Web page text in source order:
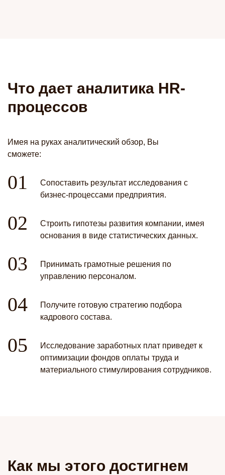
Что дает аналитика HR-
процессов
Имея на руках аналитический обзор, Вы
сможете:
Сопоставить результат исследования с
бизнес-процессами предприятия.
Строить гипотезы развития компании, имея
основания в виде статистических данных.
Принимать грамотные решения по
управлению персоналом.
Получите готовую стратегию подбора
кадрового состава.
Исследование заработных плат приведет к
оптимизации фондов оплаты труда и
материального стимулирования сотрудников.
Как мы этого достигнем